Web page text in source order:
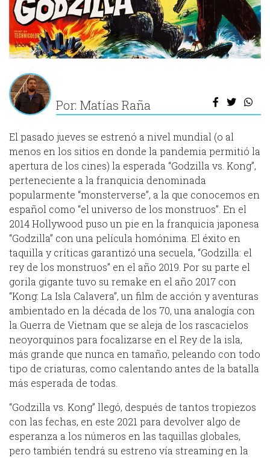
Por: Matías Raña
El pasado jueves se estrenó a nivel mundial (o al
menos en los sitios en donde la pandemia permitió la
apertura de los cines) la esperada “Godzilla vs. Kong”,
perteneciente a la franquicia denominada
popularmente “monsterverse”, a la que conocemos en
español como “el universo de los monstruos”. En el
2014 Hollywood puso un pie en la franquicia japonesa
“Godzilla” con una película homónima. El éxito en
taquilla y críticas garantizó una secuela, “Godzilla: el
rey de los monstruos” en el año 2019. Por su parte el
gorila gigante tuvo su remake en el año 2017 con
“Kong: La Isla Calavera”, un film de acción y aventuras
ambientado en la década de los 70, una analogía con
la Guerra de Vietnam que se aleja de los rascacielos
neoyorquinos para focalizarse en el Rey de la isla,
más grande que nunca en tamaño, peleando con todo
tipo de criaturas, como calentando antes de la batalla
más esperada de todas.
“Godzilla vs. Kong” llegó, después de tantos tropiezos
con las fechas, en este 2021 para devolver algo de
esperanza a los números en las taquillas globales,
pero también tendrá su estreno vía streaming en la